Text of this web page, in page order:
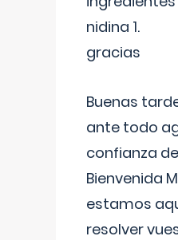
nidina 1.
gracias
Buenas
ante todo
confianza
Bienvenida
estamos
resolver